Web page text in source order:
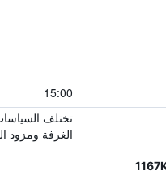
15:00
تختلف
الغرفة ومزود